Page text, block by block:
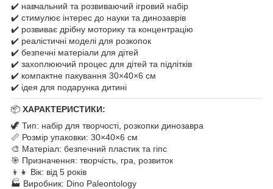
✔️ навчальний та розвиваючий ігровий набір
✔️ стимулює інтерес до науки та динозаврів
✔️ розвиває дрібну моторику та концентрацію
✔️ реалістичні моделі для розкопок
✔️ безпечні матеріали для дітей
✔️ захоплюючий процес для дітей та підлітків
✔️ компактне пакування 30×40×6 см
✔️ ідея для подарунка дитині
📦 ХАРАКТЕРИСТИКИ:
🦖 Тип: набір для творчості, розкопки динозавра
📏 Розмір упаковки: 30×40×6 см
🎨 Матеріал: безпечний пластик та гіпс
🎯 Призначення: творчість, гра, розвиток
👦👧 Вік: від 5 років
🏭 Виробник: Dino Paleontology